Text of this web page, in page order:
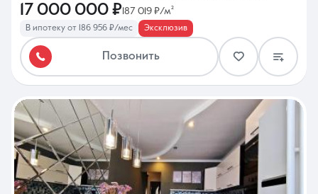
17 000 000 ₽187 019 ₽/м²
В ипотеку от 186 956 ₽/мес Эксклюзив
Позвонить